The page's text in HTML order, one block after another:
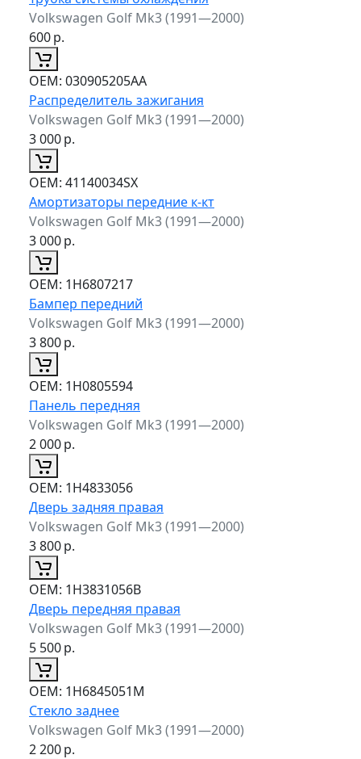
Volkswagen Golf Mk3 (1991—2000)
600р.
ОЕМ: 030905205AA
Распределитель зажигания
Volkswagen Golf Mk3 (1991—2000)
3 000р.
ОЕМ: 41140034SX
Амортизаторы передние к-кт
Volkswagen Golf Mk3 (1991—2000)
3 000р.
ОЕМ: 1H6807217
Бампер передний
Volkswagen Golf Mk3 (1991—2000)
3 800р.
ОЕМ: 1H0805594
Панель передняя
Volkswagen Golf Mk3 (1991—2000)
2 000р.
ОЕМ: 1H4833056
Дверь задняя правая
Volkswagen Golf Mk3 (1991—2000)
3 800р.
ОЕМ: 1H3831056B
Дверь передняя правая
Volkswagen Golf Mk3 (1991—2000)
5 500р.
ОЕМ: 1H6845051M
Стекло заднее
Volkswagen Golf Mk3 (1991—2000)
2 200р.